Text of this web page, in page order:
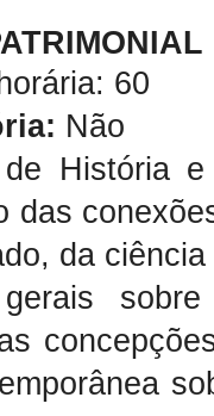
60
Não
História
das
da
gerais